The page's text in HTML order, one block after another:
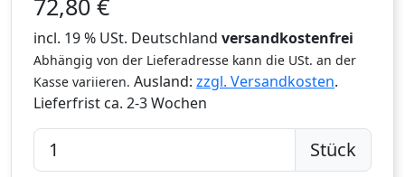
incl. 19 % USt. Deutschland versandkostenfrei
Abhängig von der Lieferadresse kann die USt. an der
Kasse variieren. Ausland: zzgl. Versandkosten.
Lieferfrist ca. 2-3 Wochen
Stück